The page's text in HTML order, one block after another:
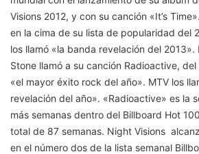
Visions 2012, y con su canción «It’s
en la cima de su lista de popularidad del
los llamó «la banda revelación del 2013».​
Stone llamó a su canción Radioactive,
«el mayor éxito rock del año».​ MTV los
revelación del año».​ «Radioactive» es la
más semanas dentro del Billboard Hot
total de 87 semanas. Night Visions
en el número dos de la lista semanal